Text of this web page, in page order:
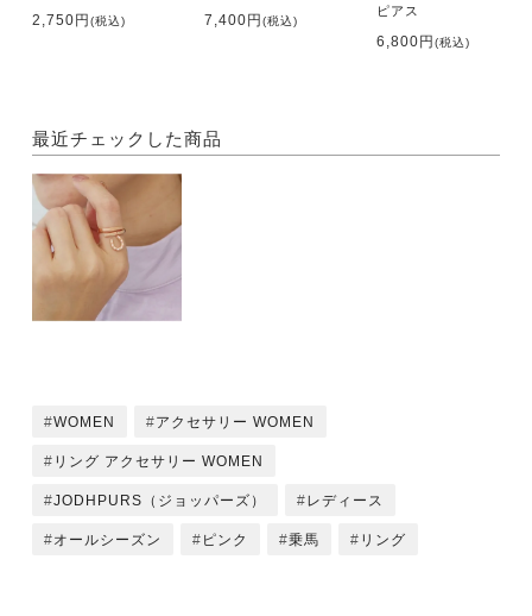
2,750円(税込) 7,400円(税込)
ピアス
6,800円(税込)
最近チェックした商品
WOMEN アクセサリー WOMEN
リング アクセサリー WOMEN
JODHPURS（ジョッパーズ） レディース
オールシーズン ピンク 乗馬 リング